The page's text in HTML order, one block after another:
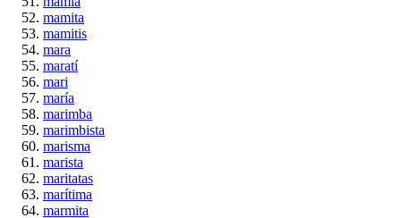
mamita
mamitis
mara
maratí
mari
maría
marimba
marimbista
marisma
marista
maritatas
marítima
marmita